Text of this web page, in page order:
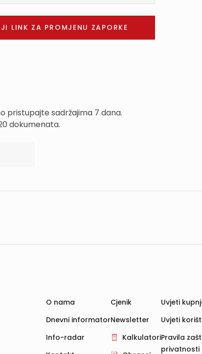
pristupajte sadržajima 7 dana.
dokumenata.
O nama
Dnevni informator
Info-radar
Cjenik
Newsletter
Kalkulatori
Uvjeti
Uvjeti
Pravila
privatnosti